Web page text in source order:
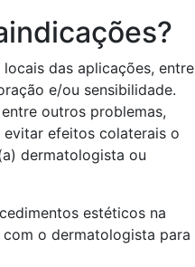
das aplicações, entre
e/ou sensibilidade.
outros problemas,
efeitos colaterais o
dermatologista ou
estéticos na
o dermatologista para